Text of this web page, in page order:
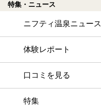
特集・ニュース
ニフティ温泉ニュース
体験レポート
口コミを見る
特集